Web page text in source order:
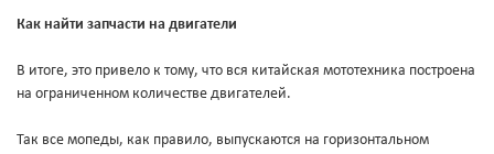
Как найти запчасти на двигатели
В итоге, это привело к тому, что вся китайская мототехника построена
на ограниченном количестве двигателей.
Так все мопеды, как правило, выпускаются на горизонтальном